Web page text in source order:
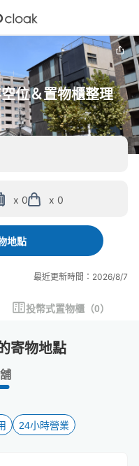
位＆置物櫃整理
x 0 x 0
地點
最近更新時間：2026/8/7
投幣式置物櫃 （0）
寄物地點
24小時營業